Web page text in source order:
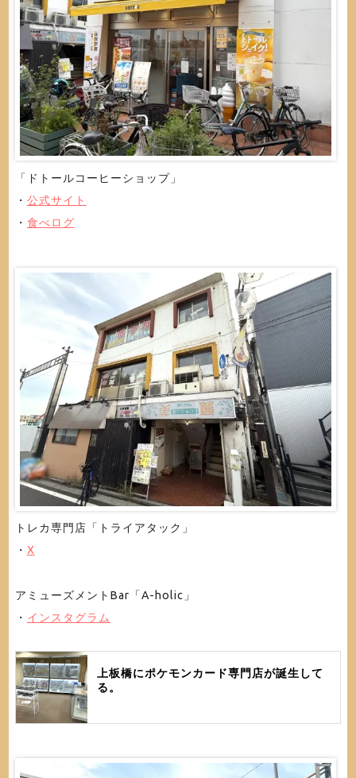
「ドトールコーヒーショップ」
・ 公式サイト
・ 食べログ
トレカ専門店「トライアタック」
・ X
アミューズメントBar「A-holic」
・ インスタグラム
上板橋にポケモンカード専門店が誕生して
る。